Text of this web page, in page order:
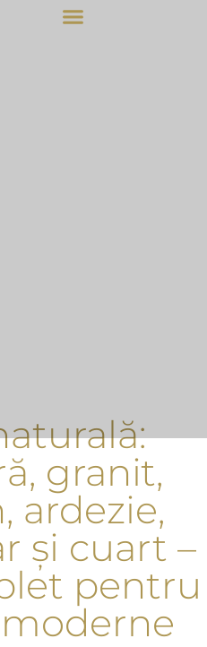
granit,
ardezie,
și cuart –
pentru